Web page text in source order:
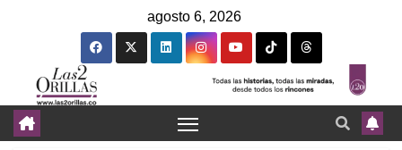
agosto 6, 2026